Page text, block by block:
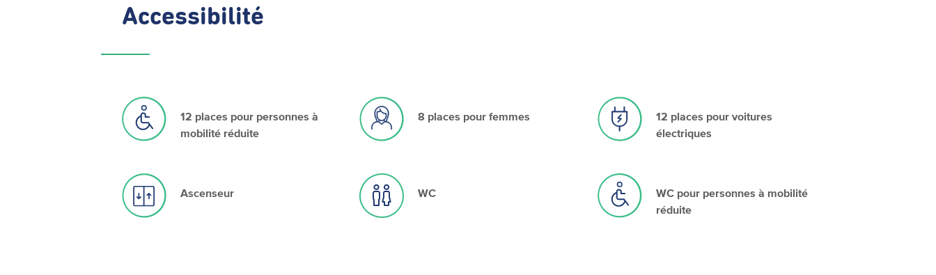
Accessibilité
12 places pour personnes à
mobilité réduite
8 places pour femmes
12 places pour voitures
électriques
Ascenseur WC
WC pour personnes à mobilité
réduite